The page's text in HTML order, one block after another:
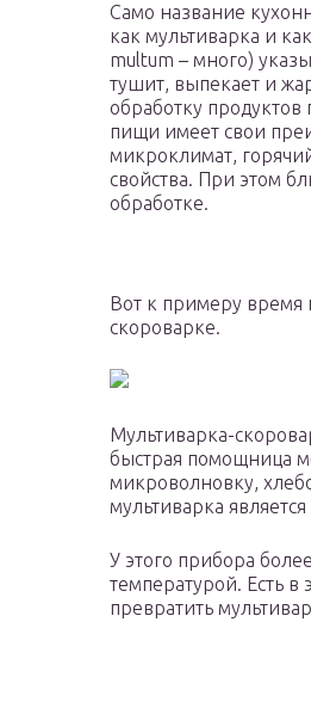
Само название
как мультиварка и
multum – много)
тушит, выпекает и
обработку
пищи имеет свои
микроклимат,
свойства. При этом
обработке.
Вот к примеру время
скороварке.
Мультиварка-
быстрая помощница
микроволновку,
мультиварка
У этого прибора
температурой. Есть
превратить